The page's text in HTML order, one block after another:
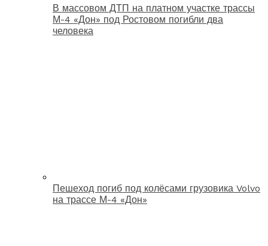
В массовом ДТП на платном участке трассы
М-4 «Дон» под Ростовом погибли два
человека
Пешеход погиб под колёсами грузовика Volvo
на трассе М-4 «Дон»